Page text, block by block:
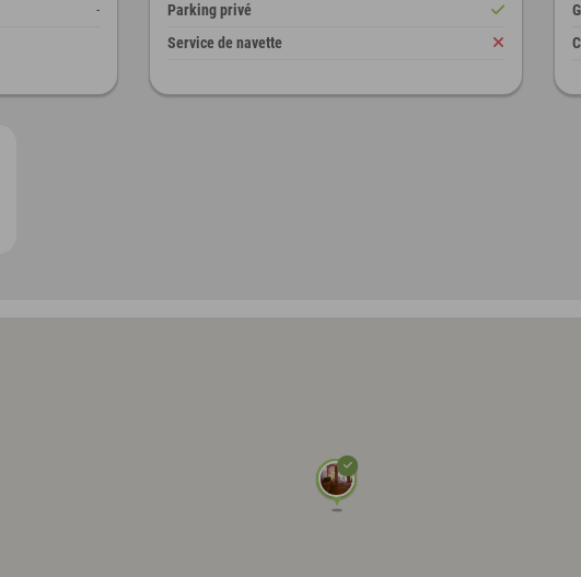
-
Parking privé
Service de navette